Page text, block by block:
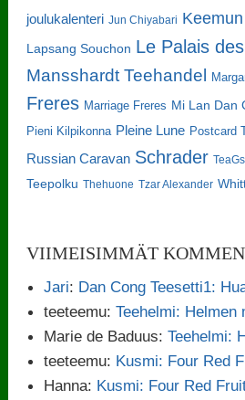
joulukalenteri Jun Chiyabari Keemun
Lapsang Souchon Le Palais
Mansshardt Teehandel
Freres Marriage Freres Mi Lan Dan
Pieni Kilpikonna Pleine Lune Postcard
Russian Caravan Schrader
Teepolku Thehuone Tzar Alexander
VIIMEISIMMÄT
Jari: Dan Cong Teesetti1:
teeteemu:Teehelmi: Helmen
Marie de Baduus:Teehelmi:
teeteemu: Kusmi: Four Red
Hanna: Kusmi: Four Red